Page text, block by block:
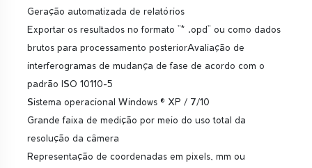
Geração automatizada de relatórios
Exportar os resultados no formato "* .opd" ou como dados
brutos para processamento posteriorAvaliação de
interferogramas de mudança de fase de acordo com o
padrão ISO 10110-5
Sistema operacional Windows ® XP / 7/10
Grande faixa de medição por meio do uso total da
resolução da câmera
Representação de coordenadas em pixels, mm ou